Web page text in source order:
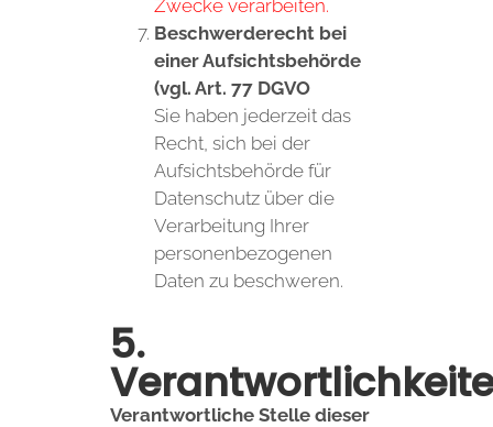
Zwecke verarbeiten.
Beschwerderecht bei
einer Aufsichtsbehörde
(vgl. Art. 77 DGVO
Sie haben jederzeit das
Recht, sich bei der
Aufsichtsbehörde für
Datenschutz über die
Verarbeitung Ihrer
personenbezogenen
Daten zu beschweren.
5.
Verantwortliche Stelle dieser